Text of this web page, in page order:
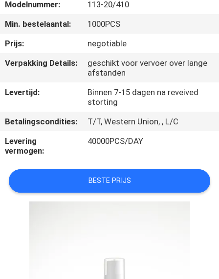
CONTACTEER
ONS
NIEUWS
GEVALLEN
SITEMAP
PRIVACY
POLICY
Modelnummer:
113-20/410
Min. bestelaantal:
1000PCS
Prijs:
negotiable
Verpakking Details:
geschikt voor vervoer over lange
afstanden
Levertijd:
Binnen 7-15 dagen na reveived
storting
Betalingscondities:
T/T, Western Union, , L/C
Levering
vermogen:
40000PCS/DAY
BESTE PRIJS